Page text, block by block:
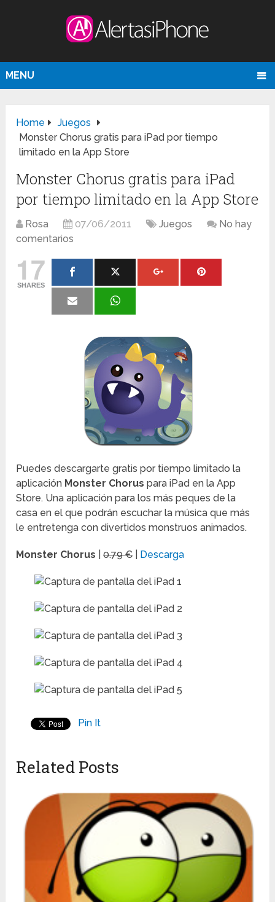
MENU
Home
Juegos
Monster Chorus gratis para iPad por tiempo
limitado en la App Store
Monster Chorus gratis para iPad
por tiempo limitado en la App Store
Rosa 07/06/2011 Juegos
No hay
comentarios
17
SHARES
Puedes descargarte gratis por tiempo limitado la
aplicación Monster Choruspara iPad en la App
Store. Una aplicación para los más peques de la
casa en el que podrán escuchar la música que más
le entretenga con divertidos monstruos animados.
Monster Chorus |0.79 € Descarga
Pin It
Related Posts